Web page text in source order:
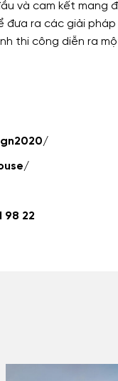
và cam kết
đưa ra các giải
thi công diễn ra
98 22